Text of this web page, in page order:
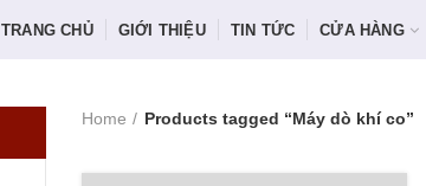
TRANG CHỦ GIỚI THIỆU TIN TỨC CỬA HÀNG
Home Products tagged “Máy dò khí co”